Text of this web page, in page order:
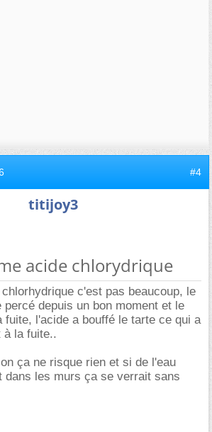
#4
titijoy3
acide chlorydrique
c'est pas beaucoup, le
depuis un bon moment et le
fuite, l'acide a bouffé le tarte ce qui a
à la fuite..
ça ne risque rien et si de l'eau
dans les murs ça se verrait sans